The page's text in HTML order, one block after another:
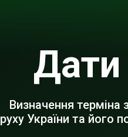
Дати
Визначення
руху України та його